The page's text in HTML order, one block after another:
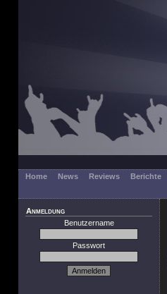
Home News Reviews Berichte
Anmeldung
Benutzername
Passwort